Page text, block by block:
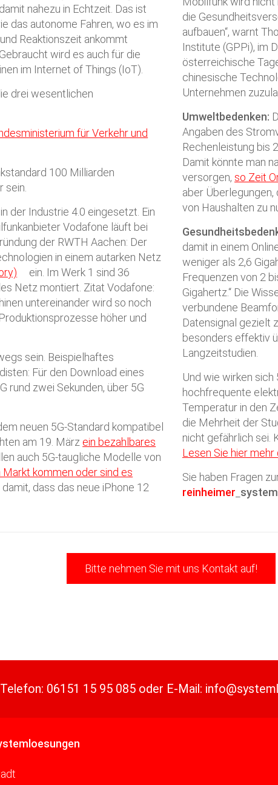
nahezu in Echtzeit. Das ist
das autonome Fahren, wo es im
Reaktionszeit ankommt
wird es auch für die
im Internet of Things (IoT).
drei wesentlichen
für Verkehr und
100 Milliarden
der Industrie 4.0 eingesetzt. Ein
Vodafone läuft bei
der RWTH Aachen: Der
in einem autarken Netz
ein. Im Werk 1 sind 36
Netz montiert. Zitat Vodafone:
untereinander wird so noch
höher und
sein. Beispielhaftes
Für den Download eines
rund zwei Sekunden, über 5G
neuen 5G-Standard kompatibel
am 19. März ein bezahlbares
auch 5G-taugliche Modelle von
Markt kommen oder sind es
dass das neue iPhone 12
die
aufbauen“, warnt
Institute (GPPi), im
österreichische
chinesische
Unternehmen
Umweltbedenken:
Angaben des
Rechenleistung bis
Damit könnte man
versorgen, so Zeit
aber
von Haushalten zu
damit in einem
weniger als 2,6
Frequenzen von 2
Gigahertz.“ Die
verbundene
Datensignal gezielt
besonders effektiv
Langzeitstudien.
Und wie wirken
hochfrequente
Temperatur in den
die Mehrheit der
nicht gefährlich sei.
Lesen Sie hier mehr
Sie haben Fragen
reinheimer
Bitte nehmen Sie mit uns Kontakt auf!
Telefon: 06151 15 95 085 oder E-Mail: